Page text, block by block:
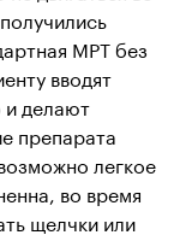
МРТ без
вводят
и делают
препарата
легкое
во время
щелчки или